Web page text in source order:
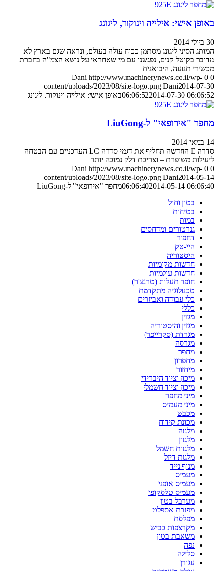
באופן אישי: אילייה וינוקור, ליגונג
30 ביולי 2014
המותג הסיני ליגונג מסתמן ככוח עולה בעולם, ונראה שגם בארץ לא
מדובר בקוטל קנים; נפגשנו עם מי שאחראי על נושא הצמ"ה בחברת
מכשירי תנועה, היבואנית
0
0
Dani http://www.machinerynews.co.il/wp-
content/uploads/2023/08/site-logo.png Dani2014-07-30
06:06:522014-07-30 06:06:52 באופן אישי: אילייה וינוקור, ליגונג
מחפר "אירופאי" ל-LiuGong
14 במאי 2014
סדרה E החדשה תחליף את דגמי סדרה LC העדכניים עם הבטחה
ליעילות משופרת – וצריכת דלק נמוכה יותר
0
0
Dani http://www.machinerynews.co.il/wp-
content/uploads/2023/08/site-logo.png Dani2014-05-14
06:06:402014-05-14 06:06:40
מחפר "אירופאי" ל-LiuGong
בטון וחול
בטיחות
במות
גנרטורים ומדחסים
דחפור
היי-טק
היסטוריה
חדשות מקומיות
חדשות עולמיות
חופר תעלות (טרנצ'ר)
טכנולוגיה מתקדמת
כלי עבודה ואביזרים
כללי
מגזין
מגזין והיסטוריה
מגרדת (סקרייפר)
מגרסה
מחפר
מחפרון
מיחזור
מיכון וציוד היברידי
מיכון וציוד חשמלי
מיני מחפר
מיני מעמיס
מכבש
מכונת קידוח
מלגזה
מלגזון
מלגזות חשמל
מלגזת דיזל
מנוף נייד
מעמיס
מעמיס אופני
מעמיס טלסקופי
מערבל בטון
מפזרת אספלט
מפלסת
מקרצפות כביש
משאבת בטון
נפה
סלילה
עגורן